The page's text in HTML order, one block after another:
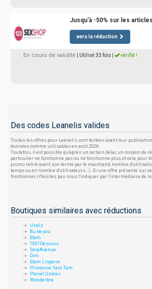
Jusqu'à -50% sur les
vers la réduction
En cours de validité | Utilisé 33 fois vérifié !
Des codes Leanelis valides
Toutes les offres pour Leanelis sont testées avant leur
données comme utilisables en août 2026.
Toutefois, il est possible qu'après un certain délai, un coupon de
particulier ne fonctionne pas ou ne fonctionne plus, et cela, pour
promo retiré avant son terme par le marchand, nombre
temps ou en nombre d'utilisateurs...). Si une offre présente sur
fonctionner, n'hésitez pas nous l'indiquer par l'intermédiaire de
Boutiques similaires avec réductions
Undiz
Bu be you
Etam
1001Dessous
SexyAvenue
Dim
Etam Lingerie
Princesse Tam.Tam
Planet Undies
Wonderbra